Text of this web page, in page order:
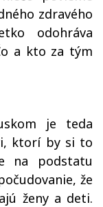
zdravého
odohráva
a kto za tým
je teda
ktorí by si to
na podstatu
že
ženy a deti.